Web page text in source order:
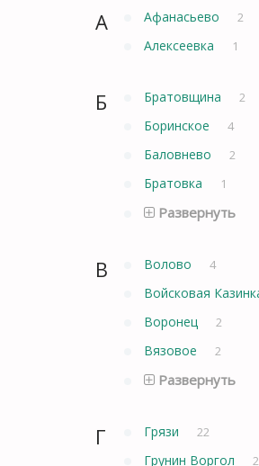
А Афанасьево 2
Алексеевка 1
Б Братовщина 2
Боринское 4
Баловнево 2
Братовка 1
Развернуть
В Волово 4
Войсковая
Воронец 2
Вязовое 2
Развернуть
Г Грязи 22
Грунин Воргол 2